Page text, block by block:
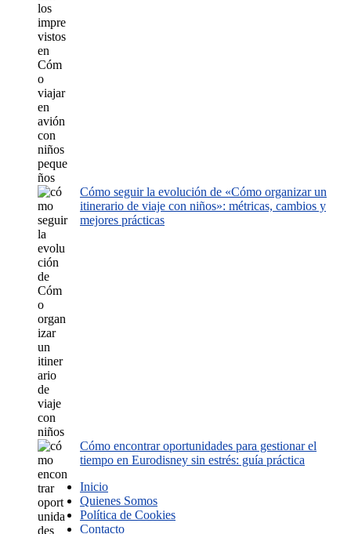
Cómo seguir la evolución de «Cómo organizar un
itinerario de viaje con niños»: métricas, cambios y
mejores prácticas
Cómo encontrar oportunidades para gestionar el
tiempo en Eurodisney sin estrés: guía práctica
Inicio
Quienes Somos
Política de Cookies
Contacto